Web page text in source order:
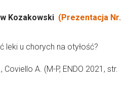
Kozakowski (Prezentacja Nr.
na otyłość?
A. (M-P, ENDO 2021, str.